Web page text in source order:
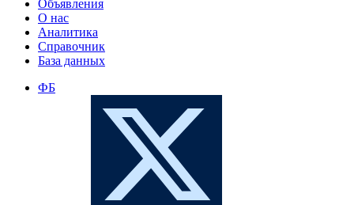
Объявления
О нас
Аналитика
Справочник
База данных
ФБ